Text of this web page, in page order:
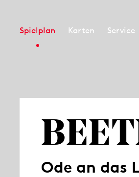
Spielplan Karten Service
Ode an das